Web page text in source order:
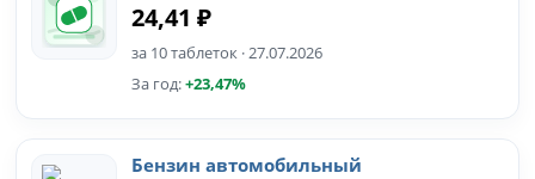
24,41 ₽
за 10 таблеток · 27.07.2026
За год:+23,47%
Бензин автомобильный